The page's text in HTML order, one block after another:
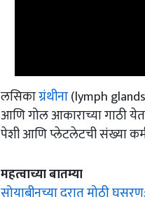
लसिकाग्रंथीना(lymph
आणि गोल आकाराच्या गाठी
पेशी आणि प्लेटलेटची संख्या
महत्वाच्या बातम्या
सोयाबीनच्या दरात मोठी